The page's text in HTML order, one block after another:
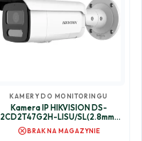
KAMERY DO MONITORINGU
Kamera IP HIKVISION DS-
2CD2T47G2H-LISU/SL(2.8mm)
(eF)
cancelBRAK NA MAGAZYNIE